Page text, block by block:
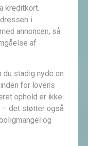
kreditkort.
i
annoncen, så
af
du stadig nyde en
for lovens
ophold er ikke
– det støtter også
og